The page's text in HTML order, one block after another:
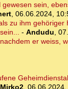
sein,
, 06.06.2024,
zu ihm gehöriger
- Andudu,
er weiss,
Mirko2,